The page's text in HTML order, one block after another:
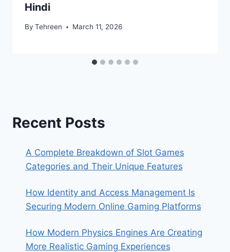
Hindi
By Tehreen March 11, 2026
Recent Posts
A Complete Breakdown of Slot Games
Categories and Their Unique Features
How Identity and Access Management Is
Securing Modern Online Gaming Platforms
How Modern Physics Engines Are Creating
More Realistic Gaming Experiences